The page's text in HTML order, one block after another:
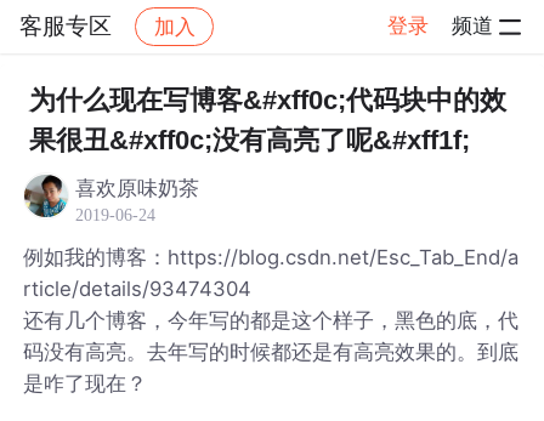
客服专区 加入 登录 频道
社区 客服专区 帖子详情
为什么现在写博客&#xff0c;代码块中的效
果很丑&#xff0c;没有高亮了呢&#xff1f;
喜欢原味奶茶
2019-06-24
例如我的博客：https://blog.csdn.net/Esc_Tab_End/a
rticle/details/93474304
还有几个博客，今年写的都是这个样子，黑色的底，代
码没有高亮。去年写的时候都还是有高亮效果的。到底
是咋了现在？